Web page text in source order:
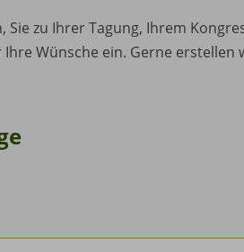
Sie zu Ihrer Tagung, Ihrem
Ihre Wünsche ein. Gerne